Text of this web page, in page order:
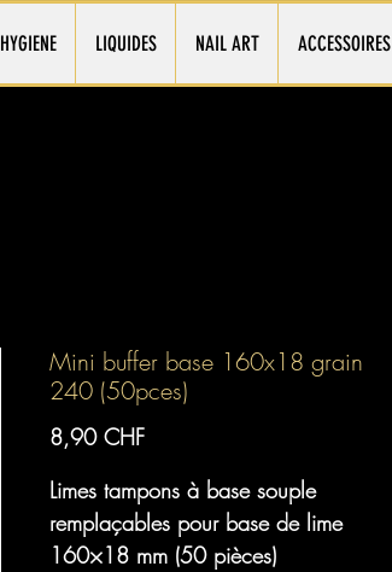
HYGIENE LIQUIDES NAIL ART ACCESSOIRES
Mini buffer base 160x18 grain
240 (50pces)
8,90 CHFPrix
Limes tampons à base souple
remplaçables pour base de lime
160×18 mm (50 pièces)